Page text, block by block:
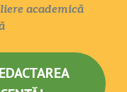
academică